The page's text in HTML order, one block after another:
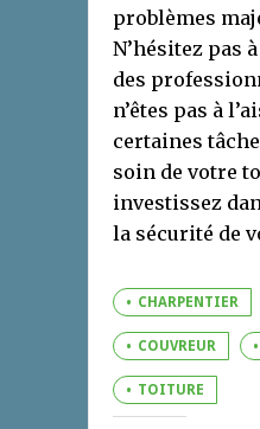
problèmes
N’hésitez pas
des
n’êtes pas à
certaines
soin de votre
investissez
la sécurité de
CHARPENTIER
COUVREUR
TOITURE